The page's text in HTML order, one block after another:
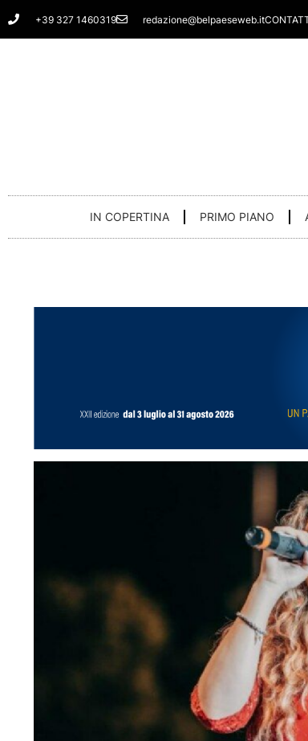
Vai
al
+39 327 1460319 redazione@belpaeseweb.it
IN COPERTINA PRIMO PIANO